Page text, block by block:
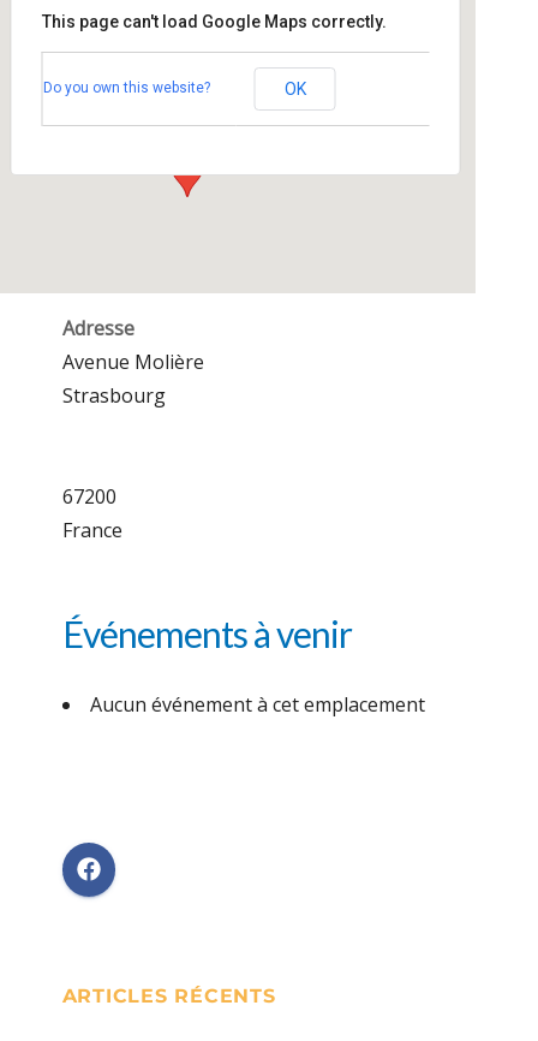
Hôpital de Hautepierre
Avenue Molière - Strasbourg
This page can't load Google Maps correctly.
Do you own this website? OK
Adresse
Avenue Molière
Strasbourg
67200
France
Événements à venir
Aucun événement à cet emplacement
ARTICLES RÉCENTS